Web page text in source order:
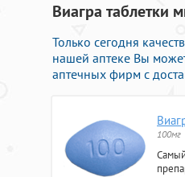
Виагра таблетки
Только сегодня
нашей аптеке Вы
аптечных фирм с
100мг